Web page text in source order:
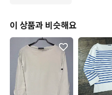
이 상품과 비슷해요